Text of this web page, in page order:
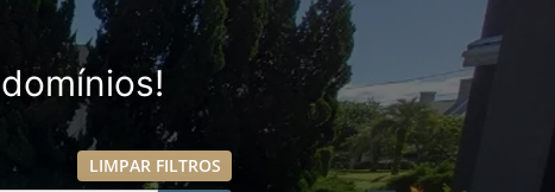
LIMPAR FILTROS